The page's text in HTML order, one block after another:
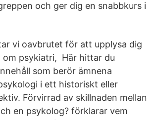
och ger dig en snabbkurs i
vi oavbrutet för att upplysa dig
om psykiatri, Här hittar du
som berör ämnena
i ett historiskt eller
Förvirrad av skillnaden mellan
en psykolog? förklarar vem